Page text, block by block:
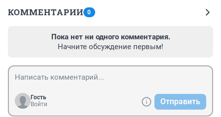
КОММЕНТАРИИ 0
Пока нет ни одного комментария.
Начните обсуждение первым!
Гость
Войти
Отправить